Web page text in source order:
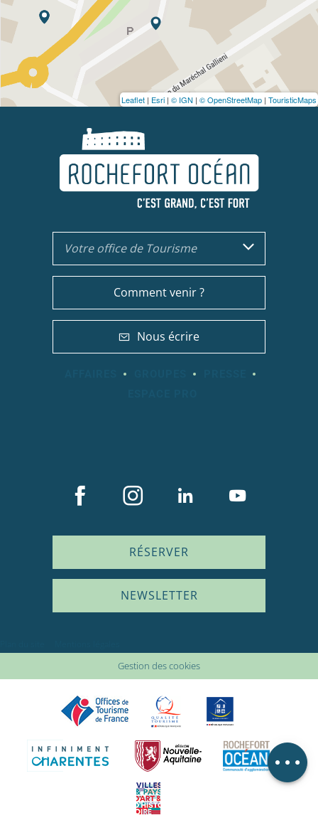
Carte
Leaflet | Esri | © IGN | © OpenStreetMap | TouristicMaps
Votre office de Tourisme
Comment venir ?
Nous écrire
RÉSERVER
NEWSLETTER
Gestion des cookies